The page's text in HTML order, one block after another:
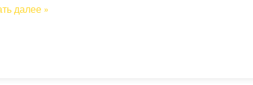
своё утро у гор. Ожидание и реальность
далее »